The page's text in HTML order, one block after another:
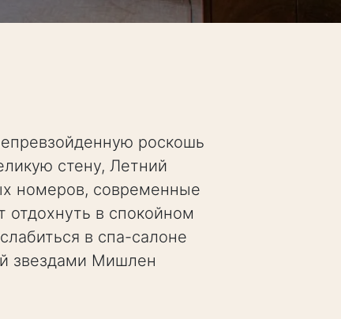
роскошь
стену, Летний
номеров, современные
в спокойном
в спа-салоне
звездами Мишлен